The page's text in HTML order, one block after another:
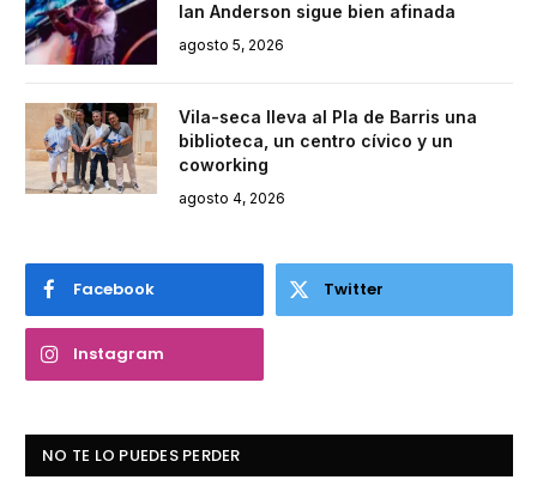
Ian Anderson sigue bien afinada
agosto 5, 2026
Vila-seca lleva al Pla de Barris una
biblioteca, un centro cívico y un
coworking
agosto 4, 2026
Facebook Twitter
Instagram
NO TE LO PUEDES PERDER